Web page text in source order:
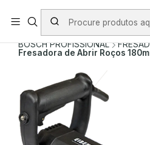
PORTES INCLUÍDOS EM
Início PRODUTOS
BOSCH PROFISSIONAL
Fresadora de Abrir Roços